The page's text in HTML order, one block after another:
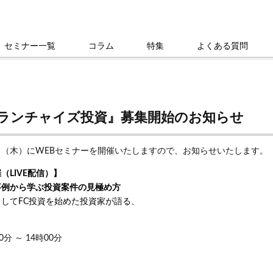
セミナー一覧 コラム 特集 よくある質問
ンチャイズ投資』募集開始のお知らせ
木）にWEBセミナーを開催いたしますので、お知らせいたします。
LIVE配信）】
から学ぶ投資案件の見極め方
てFC投資を始めた投資家が語る、
分 ～ 14時00分